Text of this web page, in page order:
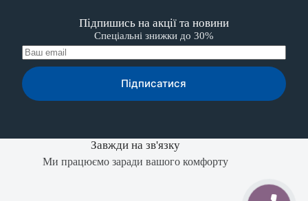
Підпишись на акції та новини
Спеціальні знижки до 30%
Підписатися
Завжди на зв'язку
Ми працюємо заради вашого комфорту